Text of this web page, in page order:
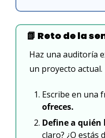
📗 Reto de la
Haz una auditoría
un proyecto actual.
Escribe en una
ofreces.
Define a quién
claro? ¿O estás